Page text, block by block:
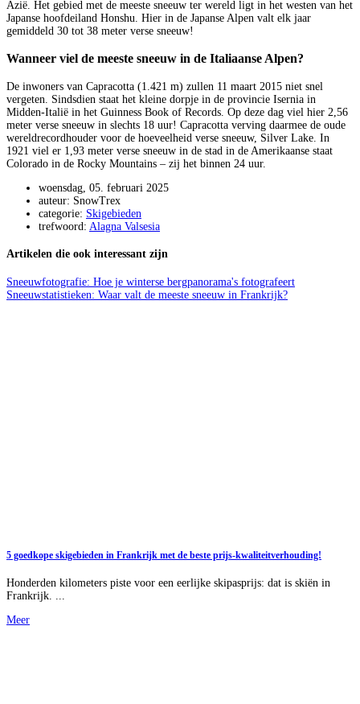
Azië. Het gebied met de meeste sneeuw ter wereld ligt in het westen van het
Japanse hoofdeiland Honshu. Hier in de Japanse Alpen valt elk jaar
gemiddeld 30 tot 38 meter verse sneeuw!
Wanneer viel de meeste sneeuw in de Italiaanse Alpen?
De inwoners van Capracotta (1.421 m) zullen 11 maart 2015 niet snel
vergeten. Sindsdien staat het kleine dorpje in de provincie Isernia in
Midden-Italië in het Guinness Book of Records. Op deze dag viel hier 2,56
meter verse sneeuw in slechts 18 uur! Capracotta verving daarmee de oude
wereldrecordhouder voor de hoeveelheid verse sneeuw, Silver Lake. In
1921 viel er 1,93 meter verse sneeuw in de stad in de Amerikaanse staat
Colorado in de Rocky Mountains – zij het binnen 24 uur.
woensdag, 05. februari 2025
auteur: SnowTrex
categorie: Skigebieden
trefwoord: Alagna Valsesia
Artikelen die ook interessant zijn
Sneeuwfotografie: Hoe je winterse bergpanorama's fotografeert
Sneeuwstatistieken: Waar valt de meeste sneeuw in Frankrijk?
5 goedkope skigebieden in Frankrijk met de beste prijs-kwaliteitverhouding!
Honderden kilometers piste voor een eerlijke skipasprijs: dat is skiën in
Frankrijk. ...
Meer